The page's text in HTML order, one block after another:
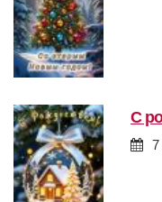
с
7